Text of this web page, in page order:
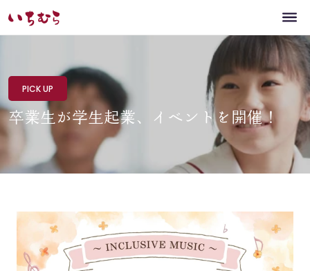
PICK UP
卒業生が学生起業、イベントを開催！